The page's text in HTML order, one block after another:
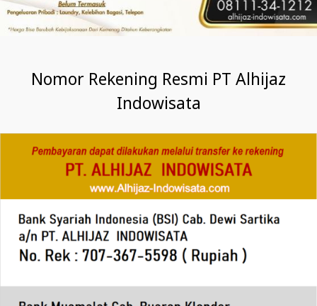
Nomor Rekening Resmi PT Alhijaz
Indowisata